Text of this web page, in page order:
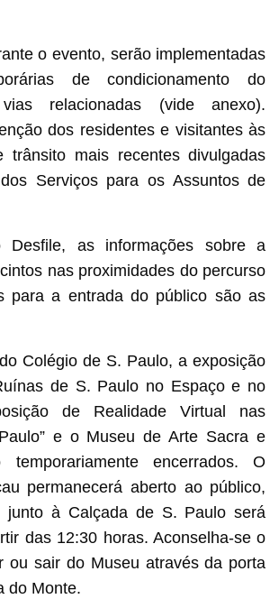
o evento, serão implementadas
de condicionamento do
relacionadas (vide anexo).
dos residentes e visitantes às
trânsito mais recentes divulgadas
Serviços para os Assuntos de
as informações sobre a
nas proximidades do percurso
para a entrada do público são as
Colégio de S. Paulo, a exposição
de S. Paulo no Espaço e no
de Realidade Virtual nas
e o Museu de Arte Sacra e
temporariamente encerrados. O
permanecerá aberto ao público,
junto à Calçada de S. Paulo será
das 12:30 horas. Aconselha-se o
ou sair do Museu através da porta
do Monte.